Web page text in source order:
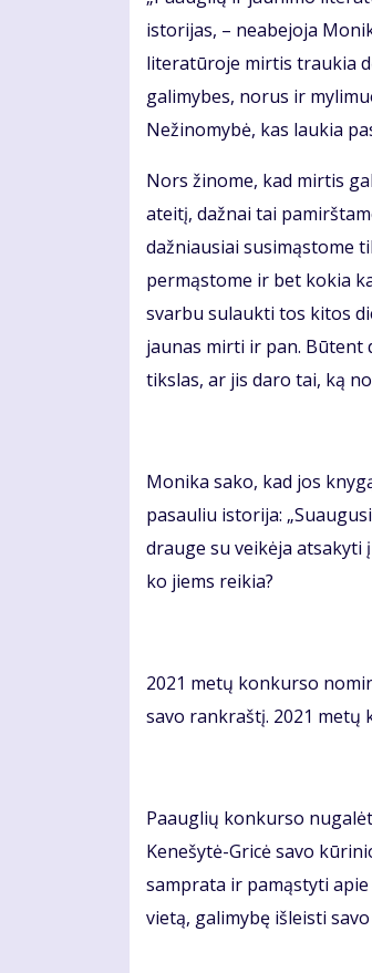
istorijas, – neabejoja
literatūroje mirtis traukia
galimybes, norus ir
Nežinomybė, kas laukia
Nors žinome, kad mirtis
ateitį, dažnai tai
dažniausiai susimąstome
permąstome ir bet kokia
svarbu sulaukti tos kitos
jaunas mirti ir pan. Būtent
tikslas, ar jis daro tai, ką
Monika sako, kad jos
pasauliu istorija:
drauge su veikėja atsakyti
ko jiems reikia?
2021 metų konkurso
savo rankraštį. 2021
Paauglių konkurso
Kenešytė-Gricė savo
samprata ir pamąstyti
vietą, galimybę išleisti